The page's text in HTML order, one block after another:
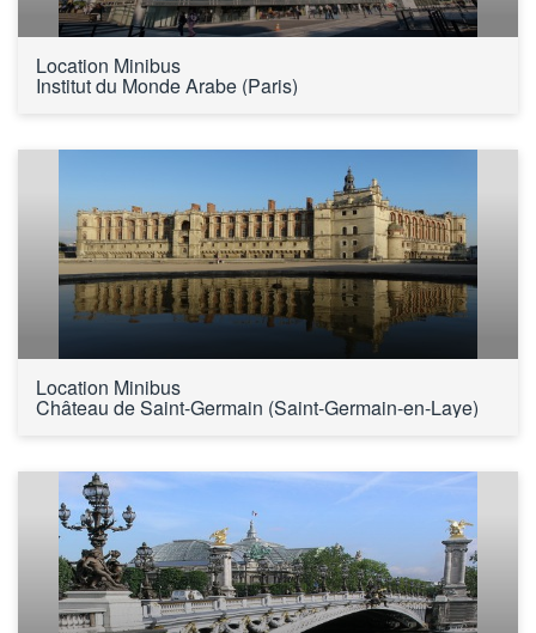
Location Minibus
Institut du Monde Arabe (Paris)
Location Minibus
Château de Saint-Germain (Saint-Germain-en-Laye)